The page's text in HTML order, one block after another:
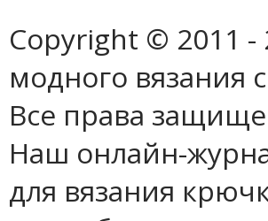
Copyright © 2011 -
модного вязания
Все права
Наш онлайн-
для вязания